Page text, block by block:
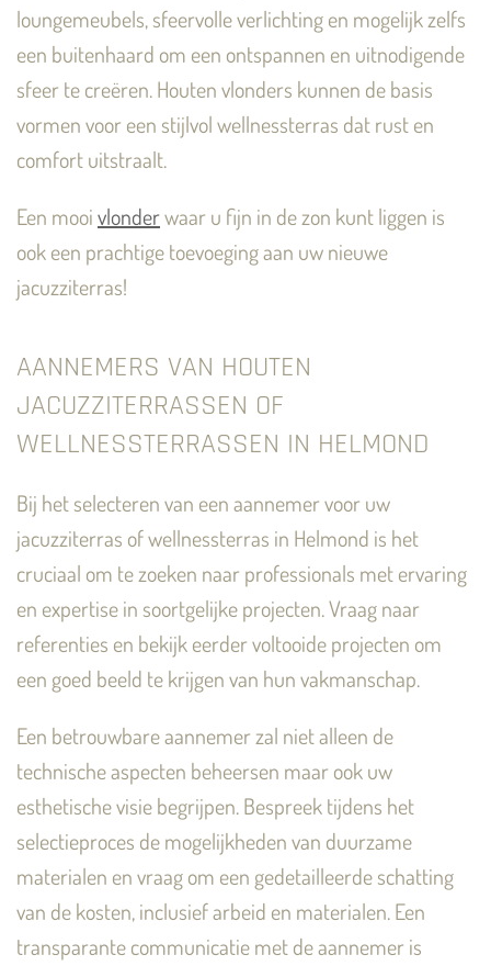
loungemeubels, sfeervolle verlichting en mogelijk zelfs
een buitenhaard om een ontspannen en uitnodigende
sfeer te creëren. Houten vlonders kunnen de basis
vormen voor een stijlvol wellnessterras dat rust en
comfort uitstraalt.
Een mooivlonderwaar u fijn in de zon kunt liggen is
ook een prachtige toevoeging aan uw nieuwe
jacuzziterras!
AANNEMERS VAN HOUTEN
JACUZZITERRASSEN OF
WELLNESSTERRASSEN IN HELMOND
Bij het selecteren van een aannemer voor uw
jacuzziterras of wellnessterras in Helmond is het
cruciaal om te zoeken naar professionals met ervaring
en expertise in soortgelijke projecten. Vraag naar
referenties en bekijk eerder voltooide projecten om
een goed beeld te krijgen van hun vakmanschap.
Een betrouwbare aannemer zal niet alleen de
technische aspecten beheersen maar ook uw
esthetische visie begrijpen. Bespreek tijdens het
selectieproces de mogelijkheden van duurzame
materialen en vraag om een gedetailleerde schatting
van de kosten, inclusief arbeid en materialen. Een
transparante communicatie met de aannemer is